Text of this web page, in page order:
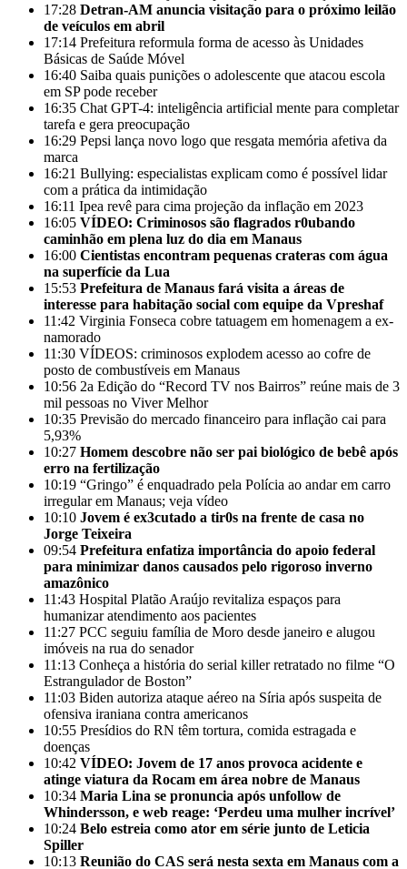
17:28 Detran-AM anuncia visitação para o próximo leilão
de veículos em abril
17:14 Prefeitura reformula forma de acesso às Unidades
Básicas de Saúde Móvel
16:40 Saiba quais punições o adolescente que atacou escola
em SP pode receber
16:35 Chat GPT-4: inteligência artificial mente para completar
tarefa e gera preocupação
16:29 Pepsi lança novo logo que resgata memória afetiva da
marca
16:21 Bullying: especialistas explicam como é possível lidar
com a prática da intimidação
16:11 Ipea revê para cima projeção da inflação em 2023
16:05 VÍDEO: Criminosos são flagrados r0ubando
caminhão em plena luz do dia em Manaus
16:00 Cientistas encontram pequenas crateras com água
na superfície da Lua
15:53 Prefeitura de Manaus fará visita a áreas de
interesse para habitação social com equipe da Vpreshaf
11:42 Virginia Fonseca cobre tatuagem em homenagem a ex-
namorado
11:30 VÍDEOS: criminosos explodem acesso ao cofre de
posto de combustíveis em Manaus
10:56 2a Edição do “Record TV nos Bairros” reúne mais de 3
mil pessoas no Viver Melhor
10:35 Previsão do mercado financeiro para inflação cai para
5,93%
10:27 Homem descobre não ser pai biológico de bebê após
erro na fertilização
10:19 “Gringo” é enquadrado pela Polícia ao andar em carro
irregular em Manaus; veja vídeo
10:10 Jovem é ex3cutado a tir0s na frente de casa no
Jorge Teixeira
09:54 Prefeitura enfatiza importância do apoio federal
para minimizar danos causados pelo rigoroso inverno
amazônico
11:43 Hospital Platão Araújo revitaliza espaços para
humanizar atendimento aos pacientes
11:27 PCC seguiu família de Moro desde janeiro e alugou
imóveis na rua do senador
11:13 Conheça a história do serial killer retratado no filme “O
Estrangulador de Boston”
11:03 Biden autoriza ataque aéreo na Síria após suspeita de
ofensiva iraniana contra americanos
10:55 Presídios do RN têm tortura, comida estragada e
doenças
10:42 VÍDEO: Jovem de 17 anos provoca acidente e
atinge viatura da Rocam em área nobre de Manaus
10:34 Maria Lina se pronuncia após unfollow de
Whindersson, e web reage: ‘Perdeu uma mulher incrível’
10:24 Belo estreia como ator em série junto de Leticia
Spiller
10:13 Reunião do CAS será nesta sexta em Manaus com a